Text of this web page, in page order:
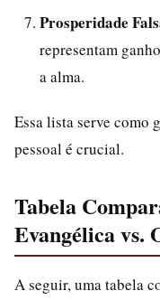
Prosperidade
representam
a alma.
Essa lista serve como
pessoal é crucial.
Tabela
Evangélica vs.
A seguir, uma tabela